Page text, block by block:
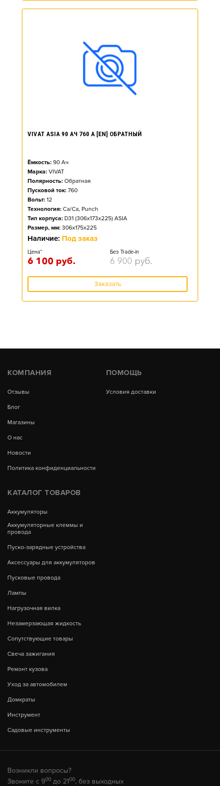
VIVAT ASIA 90 АЧ 760 А [EN] ОБРАТНЫЙ
Ёмкость: 90 Ач
Марка: VIVAT
Полярность: Обратная
Пусковой ток: 760
Вольт: 12
Технология: Ca/Ca, Punch
Тип корпуса: D31 (306x173x225) ASIA
Размер, мм: 306x175x225
Наличие: Под заказ
Цена*
6 100 руб.
Без Trade-in
6 900 руб.
Заказать
КОМПАНИЯ
Отзывы
Блог
Магазины
О нас
Новости
Политика конфиденциальности
ПОМОЩЬ
Условия доставки
КАТАЛОГ ТОВАРОВ
Аккумуляторы
Аккумуляторные клеммы и
провода
Пуско-зарядные устройства
Аксессуары для аккумуляторов
Пусковые провода
Лампы
Нагрузочная вилка
Незамерзающая жидкость
Сопутствующие товары
Свеча зажигания
Ремонт кузова
Уход за автомобилем
Домкраты
Инструмент
Садовые инструменты
Возникли вопросы?
Звоните с 900 до 2100, без выходных